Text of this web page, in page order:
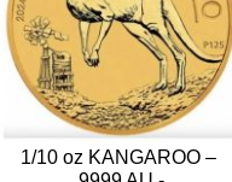
1/10 oz KANGAROO –